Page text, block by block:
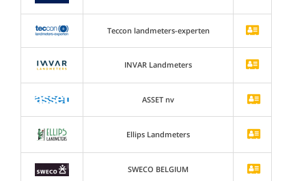
Teccon landmeters-experten
INVAR Landmeters
ASSET nv
Ellips Landmeters
SWECO BELGIUM